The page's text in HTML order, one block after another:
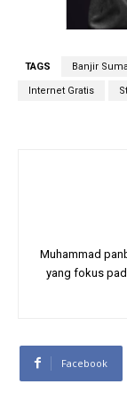
TAGS Banjir
Internet Gratis
Muhammad
yang fokus
Facebook